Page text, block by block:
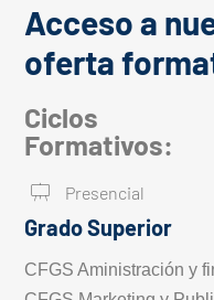
Acceso a
oferta
Ciclos
Formativos:
Presencial
Grado Superior
CFGS Aministración y